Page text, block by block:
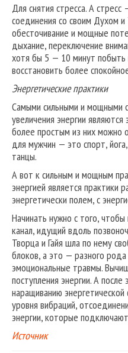
Для снятия стресса. А
соединения со своим Духом
обесточивание и мощные
дыхание, переключение
хотя бы 5 — 10 минут
восстановить более
Энергетические практики
Самыми сильными и мощными
увеличения энергии
более простым из них можно
для мужчин — это спорт,
танцы.
А вот к сильным и мощным
энергией является практики
энергетически полем, с
Начинать нужно с того,
канал, идущий вдоль
Творца и Гайя шла по нему
блоков, а это — разного
эмоциональные травмы.
поступления энергии. А
наращиванию
уровня вибраций,
энергии, которые
Источник